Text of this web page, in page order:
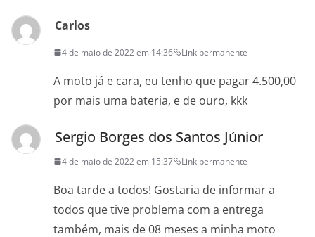
Carlos
4 de maio de 2022 em 14:36 Link permanente
A moto já e cara, eu tenho que pagar 4.500,00
por mais uma bateria, e de ouro, kkk
Sergio Borges dos Santos Júnior
4 de maio de 2022 em 15:37 Link permanente
Boa tarde a todos! Gostaria de informar a
todos que tive problema com a entrega
também, mais de 08 meses a minha moto